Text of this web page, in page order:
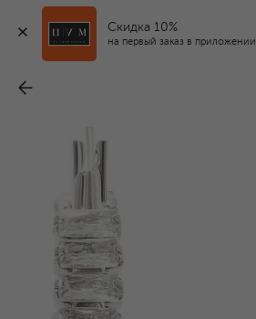
Скидка 10%
на первый заказ в приложении